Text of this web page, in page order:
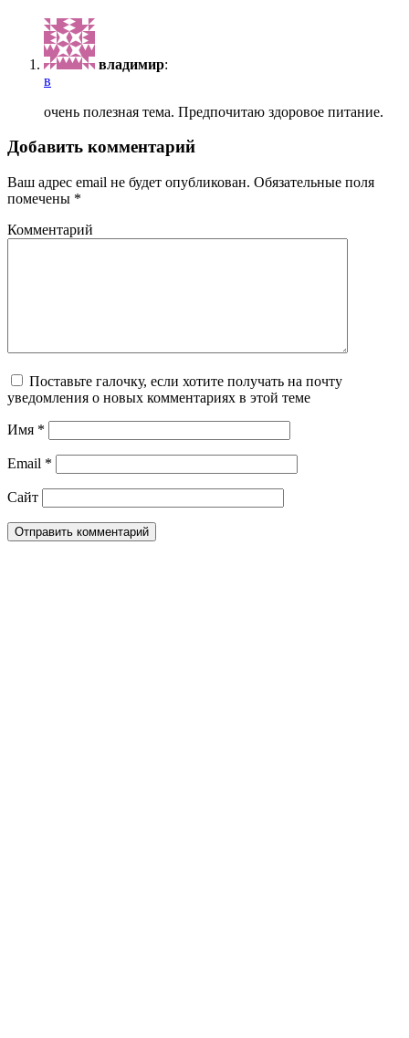
владимир:
в
очень полезная тема. Предпочитаю здоровое питание.
Добавить комментарий
Ваш адрес email не будет опубликован. Обязательные поля
помечены *
Комментарий
Поставьте галочку, если хотите получать на почту
уведомления о новых комментариях в этой теме
Имя *
Email *
Сайт